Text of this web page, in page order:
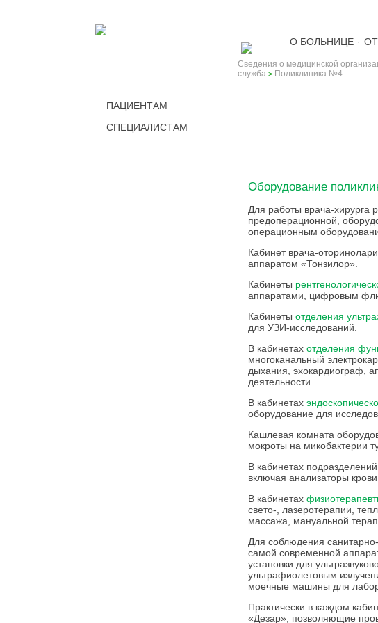
О БОЛЬНИЦЕ ·
Сведения о медицинской
служба > Поликлиника №4
ПАЦИЕНТАМ
СПЕЦИАЛИСТАМ
Оборудование
Для работы врача-хирурга
предоперационной,
операционным
Кабинет врача-
аппаратом «Тонзилор».
Кабинеты
аппаратами, цифровым
Кабинеты отделения
для УЗИ-исследований.
В кабинетах отделения
многоканальный
дыхания, эхокардиограф,
деятельности.
В кабинетах
оборудование для
Кашлевая комната
мокроты на микобактерии
В кабинетах подразделений
включая анализаторы
В кабинетах
свето-, лазеротерапии,
массажа, мануальной
Для соблюдения
самой современной
установки для
ультрафиолетовым
моечные машины для
Практически в каждом
«Дезар», позволяющие